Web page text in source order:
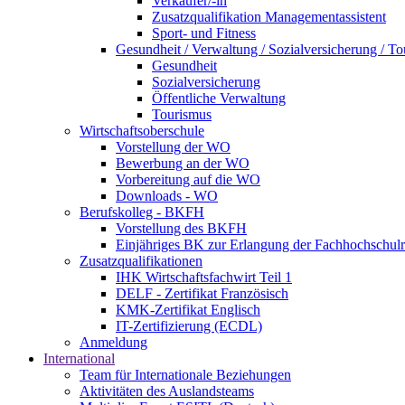
Zusatzqualifikation Managementassistent
Sport- und Fitness
Gesundheit / Verwaltung / Sozialversicherung /
Gesundheit
Sozialversicherung
Öffentliche Verwaltung
Tourismus
Wirtschaftsoberschule
Vorstellung der WO
Bewerbung an der WO
Vorbereitung auf die WO
Downloads - WO
Berufskolleg - BKFH
Vorstellung des BKFH
Einjähriges BK zur Erlangung der
Zusatzqualifikationen
IHK Wirtschaftsfachwirt Teil 1
DELF - Zertifikat Französisch
KMK-Zertifikat Englisch
IT-Zertifizierung (ECDL)
Anmeldung
International
Team für Internationale Beziehungen
Aktivitäten des Auslandsteams